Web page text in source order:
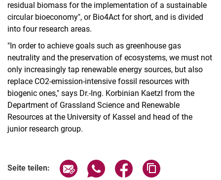
residual biomass for the implementation of a sustainable
circular bioeconomy", or Bio4Act for short, and is divided
into four research areas.
"In order to achieve goals such as greenhouse gas
neutrality and the preservation of ecosystems, we must not
only increasingly tap renewable energy sources, but also
replace CO2-emission-intensive fossil resources with
biogenic ones," says Dr.-Ing. Korbinian Kaetzl from the
Department of Grassland Science and Renewable
Resources at the University of Kassel and head of the
junior research group.
Seite teilen: Seite über E-Mail teilen
Seite über WhatsApp teilen
Seite über Facebook